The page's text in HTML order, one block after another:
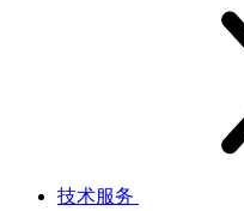
技术服务